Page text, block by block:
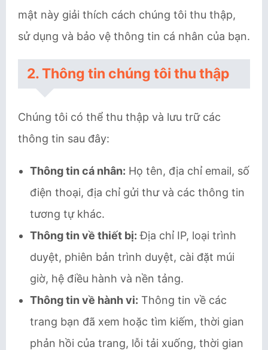
mật này giải thích cách chúng tôi thu thập,
sử dụng và bảo vệ thông tin cá nhân của bạn.
2. Thông tin chúng tôi thu thập
Chúng tôi có thể thu thập và lưu trữ các
thông tin sau đây:
Thông tin cá nhân: Họ tên, địa chỉ email, số
điện thoại, địa chỉ gửi thư và các thông tin
tương tự khác.
Thông tin về thiết bị: Địa chỉ IP, loại trình
duyệt, phiên bản trình duyệt, cài đặt múi
giờ, hệ điều hành và nền tảng.
Thông tin về hành vi: Thông tin về các
trang bạn đã xem hoặc tìm kiếm, thời gian
phản hồi của trang, lỗi tải xuống, thời gian